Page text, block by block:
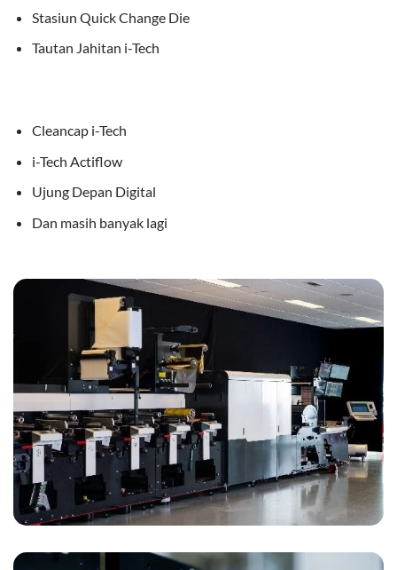
Stasiun Quick Change Die
Tautan Jahitan i-Tech
Cleancap i-Tech
i-Tech Actiflow
Ujung Depan Digital
Dan masih banyak lagi